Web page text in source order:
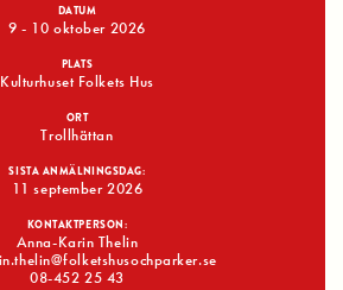
DATUM
9 - 10 oktober 2026
PLATS
Kulturhuset Folkets Hus
ORT
Trollhättan
SISTA ANMÄLNINGSDAG:
11 september 2026
KONTAKTPERSON:
Anna-Karin Thelin
08-452 25 43